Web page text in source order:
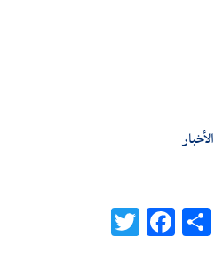
الأخبار
Share
Facebook